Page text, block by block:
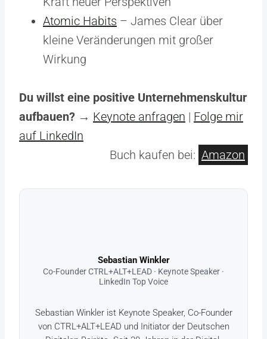
Atomic Habits – James Clear über
kleine Veränderungen mit großer
Wirkung
Du willst eine positive Unternehmenskultur
aufbauen? → Keynote anfragen | Folge mir
auf LinkedIn
Buch kaufen bei: Amazon
Sebastian Winkler
Co-Founder CTRL+ALT+LEAD · Keynote Speaker ·
LinkedIn Top Voice
Sebastian Winkler ist Keynote Speaker, Co-Founder
von CTRL+ALT+LEAD und Initiator der Deutschen